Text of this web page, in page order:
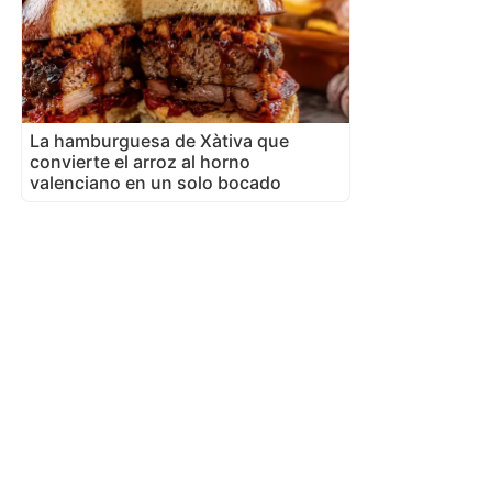
La hamburguesa de Xàtiva que
convierte el arroz al horno
valenciano en un solo bocado